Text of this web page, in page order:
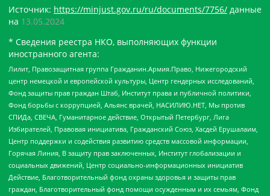
Источник: https://minjust.gov.ru/ru/documents/7756/ данные
на 13.05.2024
* Сведения реестра НКО, выполняющих функции
иностранного агента:
Лилит, Правозащитная группа Гражданин.Армия.Право, Нижегородский
центр немецкой и европейской культуры, Центр гендерных исследований,
Фонд защиты прав граждан Штаб, Институт права и публичной политики,
Фонд борьбы с коррупцией, Альянс врачей, НАСИЛИЮ.НЕТ, Мы против
СПИДа, СВЕЧА, Гуманитарное действие, Открытый Петербург, Лига
Избирателей, Правовая инициатива, Гражданский Союз, Хасдей Ерушалаим,
Центр поддержки и содействия развитию средств массовой информации,
Горячая Линия, В защиту прав заключенных, Институт глобализации и
социальных движений, Центр социально-информационных инициатив
Действие, Благотворительный фонд охраны здоровья и защиты прав
граждан, Благотворительный фонд помощи осужденным и их семьям, Фонд